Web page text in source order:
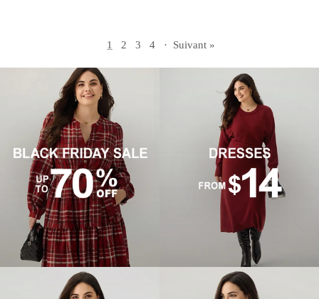
1 2 3 4 · Suivant »